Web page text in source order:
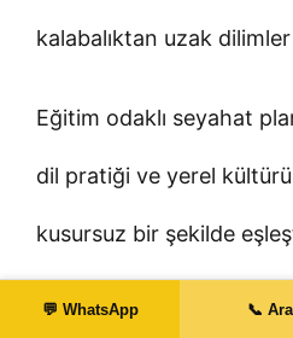
kalabalıktan uzak dilimler
Eğitim odaklı seyahat
dil pratiği ve yerel
kusursuz bir şekilde
💬 WhatsApp 📞 Ara